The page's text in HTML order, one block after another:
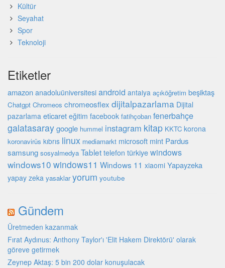
Kültür
Seyahat
Spor
Teknoloji
Etiketler
amazon anadoluüniversitesi android antalya açıköğretim beşiktaş
Chatgpt Chromeos chromeosflex dijitalpazarlama Dijital
pazarlama eticaret eğitim facebook fatihçoban fenerbahçe
galatasaraygoogle hummel instagram kitap KKTC korona
koronavirüs kıbrıs linux mediamarkt microsoft mint Pardus
samsung sosyalmedya Tablet telefon türkiyewindows
windows10 windows11 Windows 11 xiaomi Yapayzeka
yapay zeka yasaklar yorum youtube
Gündem
Üretmeden kazanmak
Fırat Aydınus: Anthony Taylor'ı 'Elit Hakem Direktörü' olarak
göreve getirmek
Zeynep Aktaş: 5 bin 200 dolar konuşulacak